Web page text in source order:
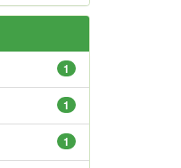
1
1
1